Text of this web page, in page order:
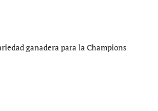
ganadera para la Champions